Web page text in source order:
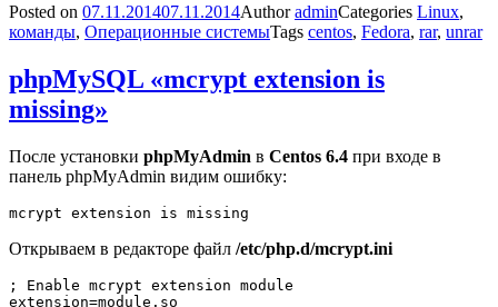
Posted on 07.11.201407.11.2014AuthoradminCategories Linux,
команды, Операционные системыTags centos, Fedora, rar, unrar
phpMySQL «mcrypt extension is
missing»
После установки phpMyAdmin в Centos 6.4 при входе в
панель phpMyAdmin видим ошибку:
mcrypt extension is missing
Открываем в редакторе файл /etc/php.d/mcrypt.ini
; Enable mcrypt extension module